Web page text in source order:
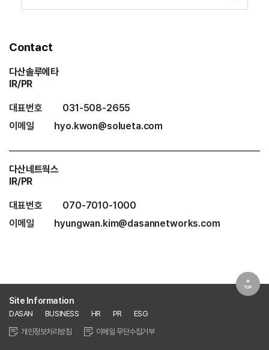
Contact
다산솔루에타
IR/PR
대표번호
031-508-2655
이메일
hyo.kwon@solueta.com
다산네트웍스
IR/PR
대표번호
070-7010-1000
이메일
hyungwan.kim@dasannetworks.com
Site Information
DASAN BUSINESS HR PR
ESG
개인정보처리방침
이메일 무단수집거부